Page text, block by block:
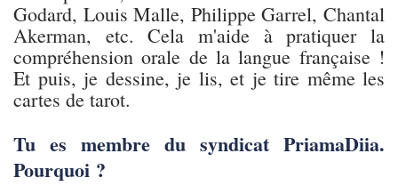
Godard, Louis Malle, Philippe Garrel, Chantal
Akerman, etc. Cela m'aide à pratiquer la
compréhension orale de la langue française !
Et puis, je dessine, je lis, et je tire même les
cartes de tarot.
Tu es membre du syndicat PriamaDiia.
Pourquoi ?